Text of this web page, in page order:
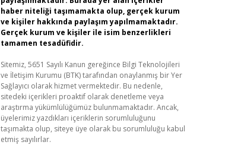
haber niteliği taşımamakta olup, gerçek kurum
ve kişiler hakkında paylaşım yapılmamaktadır.
Gerçek kurum ve kişiler ile isim benzerlikleri
tamamen tesadüfidir.
Sitemiz, 5651 Sayılı Kanun gereğince Bilgi Teknolojileri
ve İletişim Kurumu (BTK) tarafından onaylanmış bir Yer
Sağlayıcı olarak hizmet vermektedir. Bu nedenle,
sitedeki içerikleri proaktif olarak denetleme veya
araştırma yükümlülüğümüz bulunmamaktadır. Ancak,
üyelerimiz yazdıkları içeriklerin sorumluluğunu
taşımakta olup, siteye üye olarak bu sorumluluğu kabul
etmiş sayılırlar.